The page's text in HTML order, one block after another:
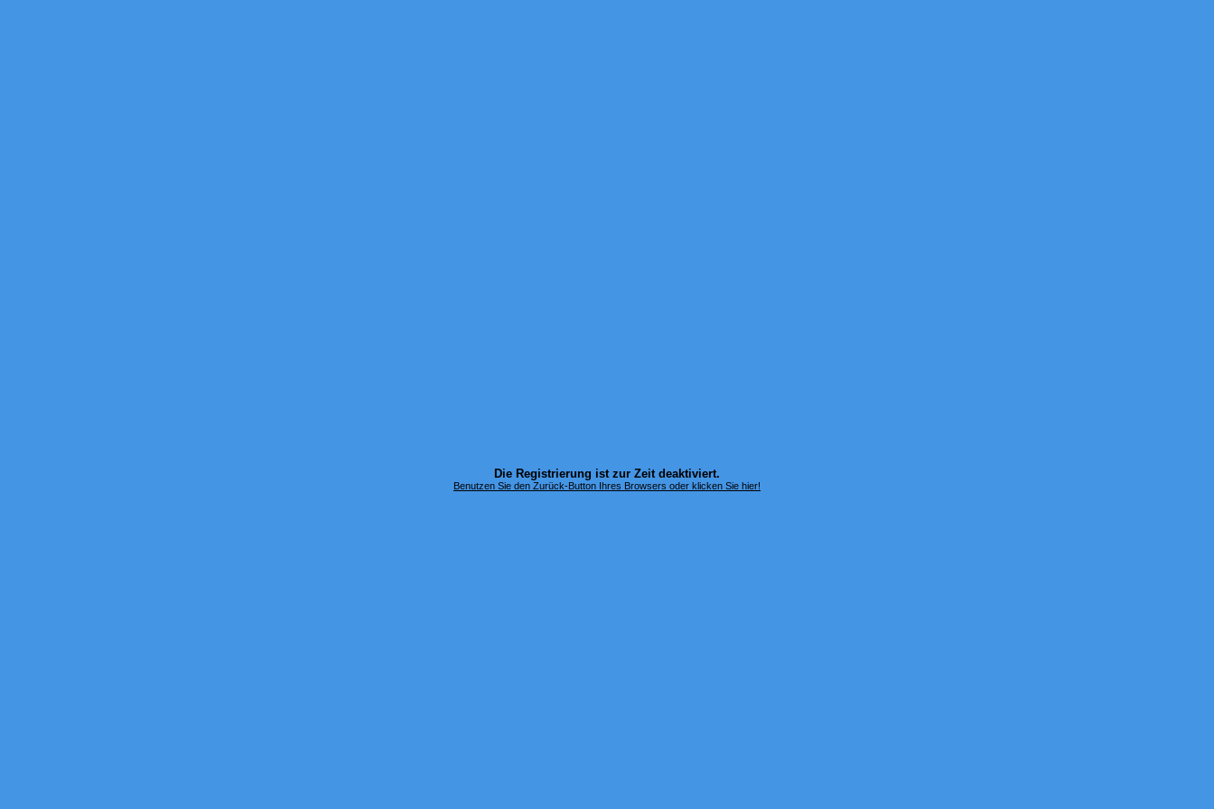
Die Registrierung ist zur Zeit deaktiviert.
Benutzen Sie den Zurück-Button Ihres Browsers oder klicken Sie hier!